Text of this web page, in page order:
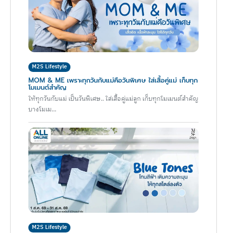
M2S Lifestyle
MOM & ME เพราะทุกวันกับแม่คือวันพิเศษ ใส่เสื้อคู่แม่ เก็บทุก
โมเมนต์สำคัญ
ให้ทุกวันกับแม่ เป็นวันพิเศษ.. ใส่เสื้อคู่แม่ลูก เก็บทุกโมเมนต์สำคัญ
บางโมเม...
M2S Lifestyle